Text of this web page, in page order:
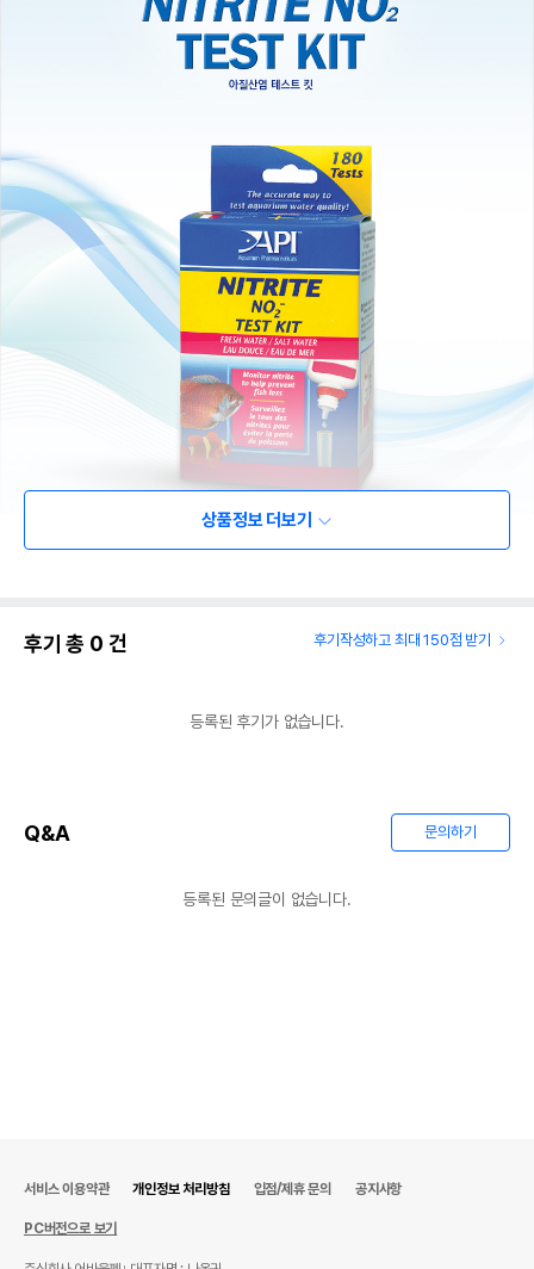
상품정보 더보기
후기 총 0 건 후기작성하고 최대 150점 받기
등록된 후기가 없습니다.
Q&A 문의하기
등록된 문의글이 없습니다.
서비스 이용약관 개인정보 처리방침 입점/제휴 문의 공지사항
PC버전으로 보기